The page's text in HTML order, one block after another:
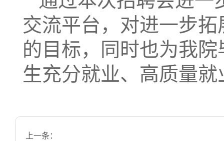
交流平台，对进一步
的目标，同时也为我
生充分就业、高质量就
上一条：